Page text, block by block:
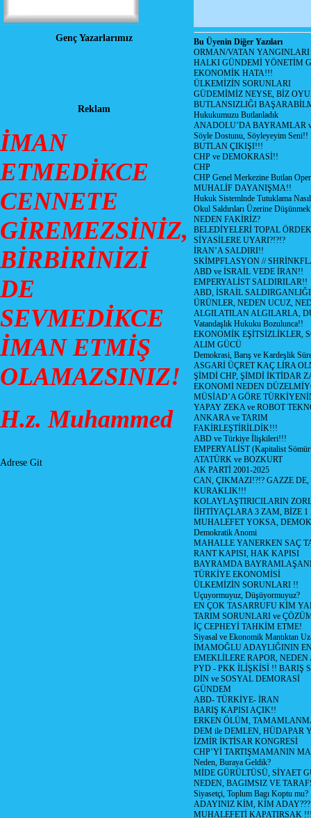
Genç Yazarlarımız
Reklam
İMAN
ETMEDİKCE
CENNETE
GİREMEZSİNİZ,
BİRBİRİNİZİ
DE
SEVMEDİKCE
İMAN ETMİŞ
OLAMAZSINIZ!
H.z. Muhammed
Adrese Git
Bu Üyenin Diğer Yazıları
ORMAN/VATAN
HALKI GÜNDEMİ YÖNETİM
EKONOMİK HATA!!!
ÜLKEMİZİN SORUNLARI
GÜDEMİMİZ NEYSE, BİZ
BUTLANSIZLIĞI
Hukukumuzu Butlanladık
ANADOLU’DA BAYRAMLAR
Söyle Dostunu, Söyleyeyim Seni!!
BUTLAN ÇIKIŞI!!!
CHP ve DEMOKRASİ!!
CHP
CHP Genel Merkezine Butlan
MUHALİF DAYANIŞMA!!
Hukuk Sistemlnde Tutuklama
Okul Saldırıları Üzerine
NEDEN FAKİRİZ?
BELEDİYELERİ TOPAL
SİYASİLERE UYARI?!?!?
İRAN’A SALDIRI!!
SKİMPFLASYON //
ABD ve İSRAİL VEDE İRAN!!
EMPERYALİST SALDIRILAR!!
ABD, İSRAİL SALDIRGANLIĞI
ÜRÜNLER, NEDEN UCUZ,
ALGILATILAN ALGILARLA,
Vatandaşlık Hukuku Bozulunca!!
EKONOMİK EŞİTSİZLİKLER,
ALIM GÜCÜ
Demokrasi, Barış ve Kardeşlik
ASGARİ ÜÇRET KAÇ LİRA
ŞİMDİ CHP, ŞİMDİ İKTİDAR
EKONOMİ NEDEN
MÜSİAD’A GÖRE
YAPAY ZEKA ve ROBOT
ANKARA ve TARIM
FAKİRLEŞTİRİLDİK!!!
ABD ve Türkiye İlişkileri!!!
EMPERYALİST (Kapitalist
ATATÜRK ve BOZKURT
AK PARTİ 2001-2025
CAN, ÇIKMAZI!?!? GAZZE
KURAKLIK!!!
KOLAYLAŞTIRICILARIN
İİHTİYAÇLARA 3 ZAM, BİZE
MUHALEFET YOKSA,
Demokratik Anomi
MAHALLE YANERKEN SAÇ
RANT KAPISI, HAK KAPISI
BAYRAMDA
TÜRKİYE EKONOMİSİ
ÜLKEMİZİN SORUNLARI !!
Uçuyormuyuz, Düşüyormuyuz?
EN ÇOK TASARRUFU KİM
TARIM SORUNLARI ve
İÇ CEPHEYİ TAHKİM ETME!
Siyasal ve Ekonomik Mantıktan
İMAMOĞLU ADAYLIĞININ
EMEKLİLERE RAPOR,
PYD - PKK İLİŞKİSİ !! BARIŞ
DİN ve SOSYAL DEMORASİ
GÜNDEM
ABD- TÜRKİYE- İRAN
BARIŞ KAPISI AÇIK!!
ERKEN ÖLÜM,
DEM ile DEMLEN, HÜDAPAR
İZMİR İKTİSAR KONGRESİ
CHP’Yİ TARTIŞMAMANIN
Neden, Buraya Geldik?
MİDE GÜRÜLTÜSÜ, SİYAET
NEDEN, BAGIMSIZ VE
Siyasetçi, Toplum Bagı Koptu mu?
ADAYINIZ KİM, KİM ADAY???
MUHALEFETİ KAPATIRSAK